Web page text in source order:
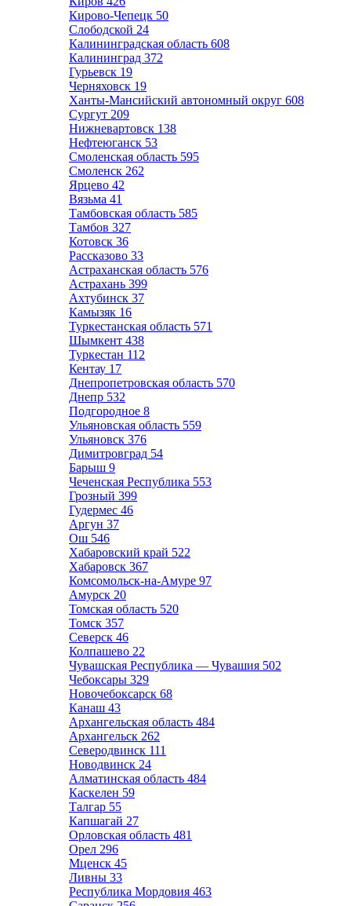
Кирово-Чепецк 50
Слободской 24
Калининградская область 608
Калининград 372
Гурьевск 19
Черняховск 19
Ханты-Мансийский автономный округ 608
Сургут 209
Нижневартовск 138
Нефтеюганск 53
Смоленская область 595
Смоленск 262
Ярцево 42
Вязьма 41
Тамбовская область 585
Тамбов 327
Котовск 36
Рассказово 33
Астраханская область 576
Астрахань 399
Ахтубинск 37
Камызяк 16
Туркестанская область 571
Шымкент 438
Туркестан 112
Кентау 17
Днепропетровская область 570
Днепр 532
Подгородное 8
Ульяновская область 559
Ульяновск 376
Димитровград 54
Барыш 9
Чеченская Республика 553
Грозный 399
Гудермес 46
Аргун 37
Ош 546
Хабаровский край 522
Хабаровск 367
Комсомольск-на-Амуре 97
Амурск 20
Томская область 520
Томск 357
Северск 46
Колпашево 22
Чувашская Республика — Чувашия 502
Чебоксары 329
Новочебоксарск 68
Канаш 43
Архангельская область 484
Архангельск 262
Северодвинск 111
Новодвинск 24
Алматинская область 484
Каскелен 59
Талгар 55
Капшагай 27
Орловская область 481
Орел 296
Мценск 45
Ливны 33
Республика Мордовия 463